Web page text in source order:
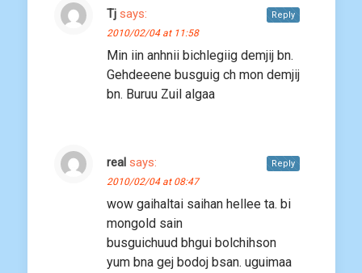
Tj says:
2010/02/04 at 11:58
Min iin anhnii bichlegiig demjij bn.
Gehdeeene busguig ch mon demjij
bn. Buruu Zuil algaa
Reply
real says:
2010/02/04 at 08:47
wow gaihaltai saihan hellee ta. bi
mongold sain
busguichuud bhgui bolchihson
yum bna gej bodoj bsan. uguimaa
Reply